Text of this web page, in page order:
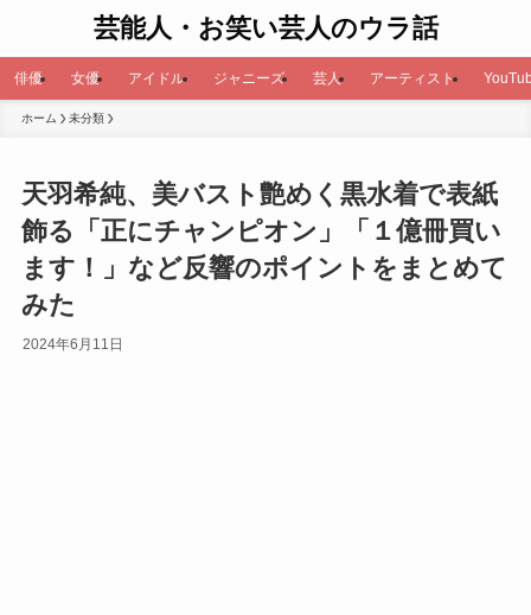
芸能人・お笑い芸人のウラ話
俳優 女優 アイドル ジャニーズ 芸人 アーティスト
ホーム 未分類
天羽希純、美バスト艶めく黒水着で表紙
飾る「正にチャンピオン」「１億冊買い
ます！」など反響のポイントをまとめて
みた
2024年6月11日